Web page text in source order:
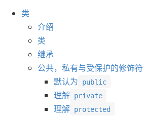
类
介绍
类
继承
公共，私有与受保护的修饰符
默认为
public
理解 private
理解 protected